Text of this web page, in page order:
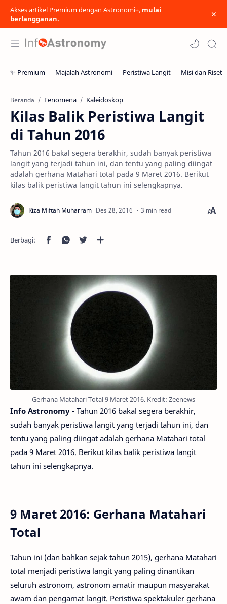
Akses artikel Premium dengan Astronomi+, mulai
berlangganan.
Beranda Fenomena Kaleidoskop
Kilas Balik Peristiwa Langit
di Tahun 2016
Tahun 2016 bakal segera berakhir, sudah banyak peristiwa
langit yang terjadi tahun ini, dan tentu yang paling diingat
adalah gerhana Matahari total pada 9 Maret 2016. Berikut
kilas balik peristiwa langit tahun ini selengkapnya.
3 min read
Gerhana Matahari Total 9 Maret 2016. Kredit: Zeenews
Info Astronomy - Tahun 2016 bakal segera berakhir,
sudah banyak peristiwa langit yang terjadi tahun ini, dan
tentu yang paling diingat adalah gerhana Matahari total
pada 9 Maret 2016. Berikut kilas balik peristiwa langit
tahun ini selengkapnya.
9 Maret 2016: Gerhana Matahari
Total
Tahun ini (dan bahkan sejak tahun 2015), gerhana Matahari
total menjadi peristiwa langit yang paling dinantikan
seluruh astronom, astronom amatir maupun masyarakat
awam dan pengamat langit. Peristiwa spektakuler gerhana